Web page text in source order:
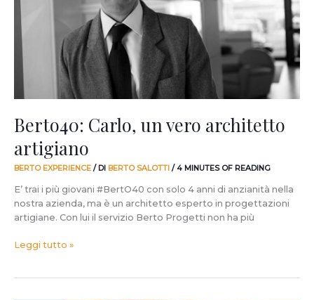
Berto40: Carlo, un vero architetto
artigiano
BERTO EXPERIENCE / DI BERTO SALOTTI /4 MINUTES OF READING
E’ trai i più giovani #BertO40 con solo 4 anni di anzianità nella
nostra azienda, ma è un architetto esperto in progettazioni
artigiane. Con lui il servizio Berto Progetti non ha più
Leggi tutto »